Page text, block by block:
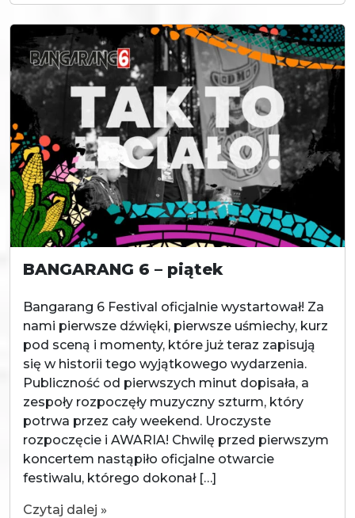
BANGARANG 6 – piątek
Bangarang 6 Festival oficjalnie wystartował! Za
nami pierwsze dźwięki, pierwsze uśmiechy, kurz
pod sceną i momenty, które już teraz zapisują
się w historii tego wyjątkowego wydarzenia.
Publiczność od pierwszych minut dopisała, a
zespoły rozpoczęły muzyczny szturm, który
potrwa przez cały weekend. Uroczyste
rozpoczęcie i AWARIA! Chwilę przed pierwszym
koncertem nastąpiło oficjalne otwarcie
festiwalu, którego dokonał […]
Czytaj dalej »